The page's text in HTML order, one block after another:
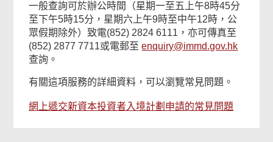
一般查詢可於辦公時間（星期一至五上午8時45分
至下午5時15分，星期六上午9時至中午12時，公
眾假期除外）致電(852) 2824 6111，亦可傳真至
(852) 2877 7711或電郵至enquiry@immd.gov.hk
查詢。
有關這項服務的詳細資料，可以瀏覽常見問題。
網上遞交新資本投資者入境計劃申請的常見問題